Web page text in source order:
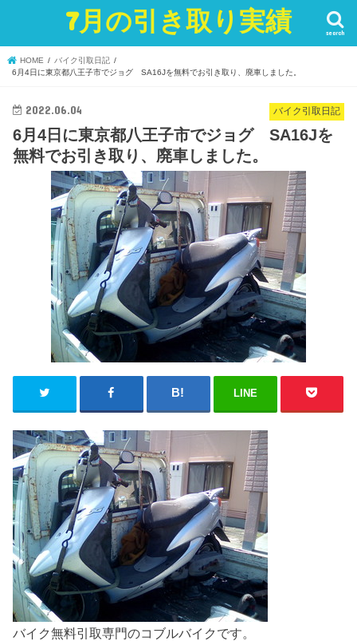
7月の引き取り実績 search
HOME
バイク引取日記
6月4日に東京都八王子市でジョグ SA16Jを無料でお引き取り、廃車しました。
バイク引取日記
2022.06.04
6月4日に東京都八王子市でジョグ SA16Jを
無料でお引き取り、廃車しました。
LINE
バイク無料引取専門のコブルバイクです。